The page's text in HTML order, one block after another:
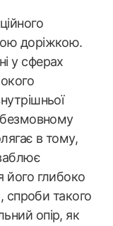
доріжкою.
у сферах
безмовному
в тому,
його глибоко
спроби такого
опір, як